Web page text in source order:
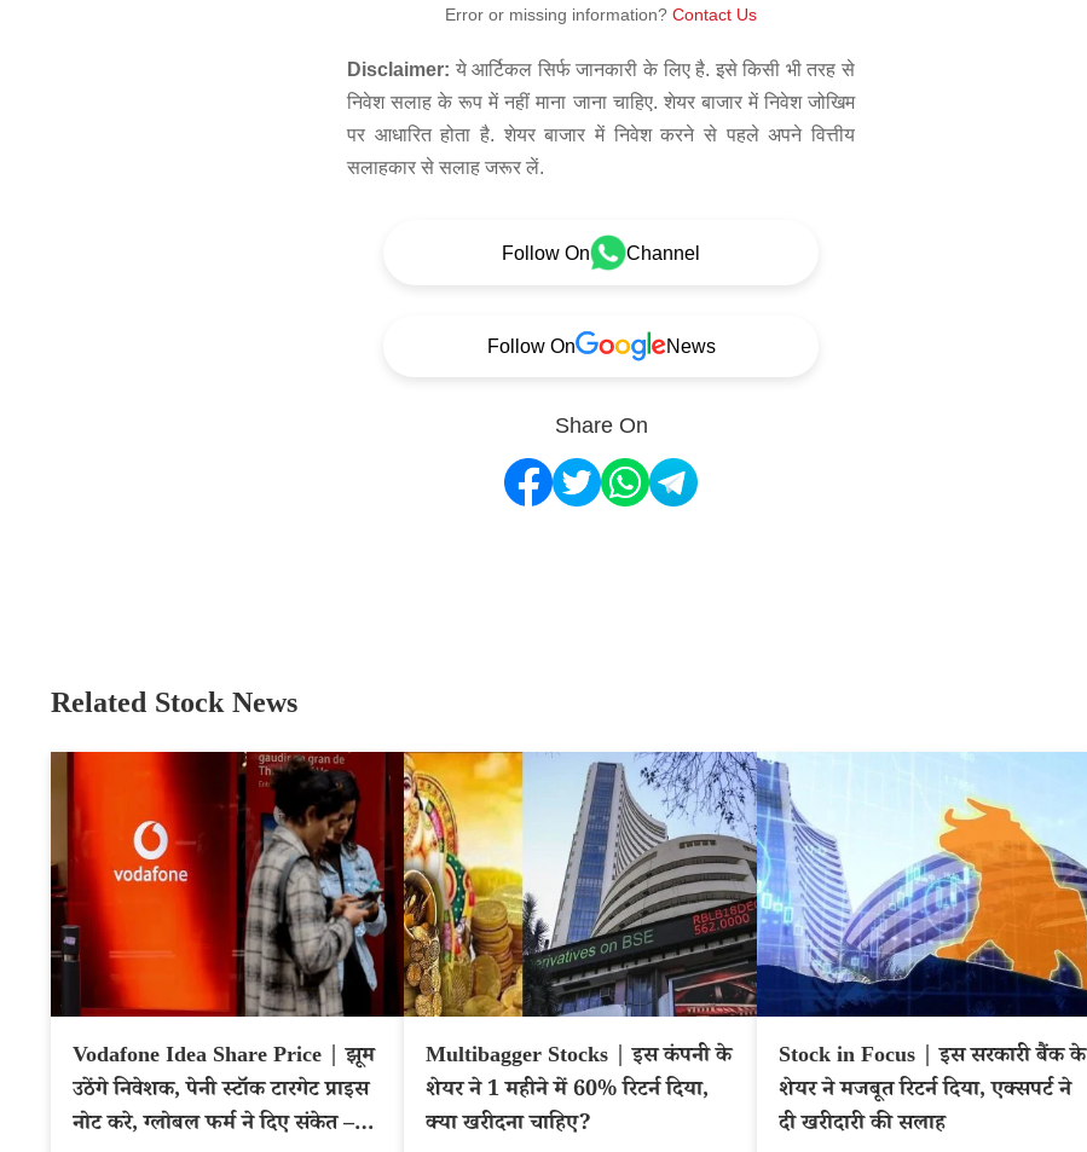
Error or missing information? Contact Us
Disclaimer: ये आर्टिकल सिर्फ जानकारी के लिए है. इसे किसी भी तरह से
निवेश सलाह के रूप में नहीं माना जाना चाहिए. शेयर बाजार में निवेश जोखिम
पर आधारित होता है. शेयर बाजार में निवेश करने से पहले अपने वित्तीय
सलाहकार से सलाह जरूर लें.
Follow On Channel
Follow On News
Share On
Related Stock News
Vodafone Idea Share Price | झूम
उठेंगे निवेशक, पेनी स्टॉक टारगेट प्राइस
नोट करे, ग्लोबल फर्म ने दिए संकेत –
Multibagger Stocks | इस कंपनी के
शेयर ने 1 महीने में 60% रिटर्न दिया,
क्या खरीदना चाहिए?
Stock in Focus | इस सरकारी बैंक के
शेयर ने मजबूत रिटर्न दिया, एक्सपर्ट ने
दी खरीदारी की सलाह